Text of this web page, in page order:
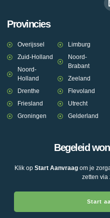
Provincies
Overijssel
Zuid-Holland
Noord-
Holland
Drenthe
Friesland
Groningen
Limburg
Noord-
Brabant
Zeeland
Flevoland
Utrecht
Gelderland
Begeleid
Klik op Start Aanvraagom je
zetten via
Start